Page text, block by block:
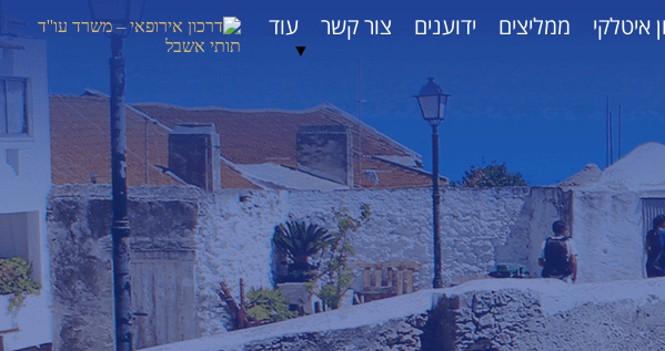
איטלקי ממליצים ידוענים צור קשר עוד
▼